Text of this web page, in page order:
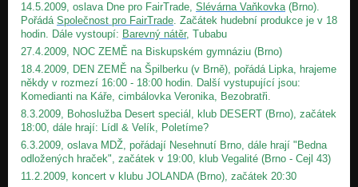
14.5.2009, oslava Dne pro FairTrade, Slévárna Vaňkovka(Brno).
Pořádá Společnost pro FairTrade. Začátek hudební produkce je v 18
hodin. Dále vystoupí: Barevný nátěr, Tubabu
27.4.2009, NOC ZEMĚ na Biskupském gymnáziu (Brno)
18.4.2009, DEN ZEMĚ na Špilberku (v Brně), pořádá Lipka, hrajeme
někdy v rozmezí 16:00 - 18:00 hodin. Další vystupující jsou:
Komedianti na Káře, cimbálovka Veronika, Bezobratři.
8.3.2009, Bohoslužba Desert speciál, klub DESERT (Brno), začátek
18:00, dále hrají: Lídl & Velík, Poletíme?
6.3.2009, oslava MDŽ, pořádají Nesehnutí Brno, dále hrají "Bedna
odložených hraček", začátek v 19:00, klub Vegalité (Brno - Cejl 43)
11.2.2009, koncert v klubu JOLANDA (Brno), začátek 20:30